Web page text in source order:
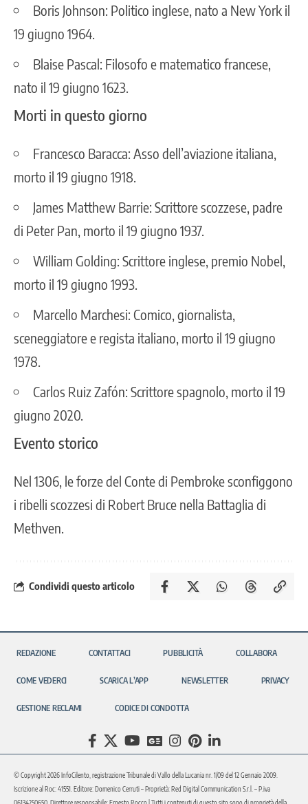
Boris Johnson: Politico inglese, nato a New York il
19 giugno 1964.
Blaise Pascal: Filosofo e matematico francese,
nato il 19 giugno 1623.
Morti in questo giorno
Francesco Baracca: Asso dell’aviazione italiana,
morto il 19 giugno 1918.
James Matthew Barrie: Scrittore scozzese, padre
di Peter Pan, morto il 19 giugno 1937.
William Golding: Scrittore inglese, premio Nobel,
morto il 19 giugno 1993.
Marcello Marchesi: Comico, giornalista,
sceneggiatore e regista italiano, morto il 19 giugno
1978.
Carlos Ruiz Zafón: Scrittore spagnolo, morto il 19
giugno 2020.
Evento storico
Nel 1306, le forze del Conte di Pembroke sconfiggono
i ribelli scozzesi di Robert Bruce nella Battaglia di
Methven.
Condividi questo articolo
REDAZIONE CONTATTACI PUBBLICITÀ COLLABORA
COME VEDERCI SCARICA L’APP NEWSLETTER PRIVACY
GESTIONE RECLAMI CODICE DI CONDOTTA
© Copyright 2026 InfoCilento, registrazione Tribunale di Vallo della Lucania nr. 1/09 del 12 Gennaio 2009.
Iscrizione al Roc: 41551. Editore: Domenico Cerruti – Proprietà: Red Digital Communication S.r.l. – P.iva